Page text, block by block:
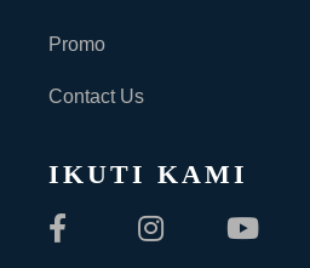
Promo
Contact Us
IKUTI KAMI